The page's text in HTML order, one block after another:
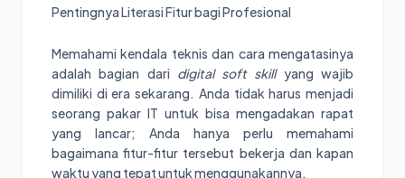
Pentingnya Literasi Fitur bagi Profesional
Memahami kendala teknis dan cara mengatasinya
adalah bagian dari digital soft skillyang wajib
dimiliki di era sekarang. Anda tidak harus menjadi
seorang pakar IT untuk bisa mengadakan rapat
yang lancar; Anda hanya perlu memahami
bagaimana fitur-fitur tersebut bekerja dan kapan
waktu yang tepat untuk menggunakannya.